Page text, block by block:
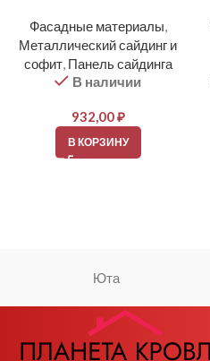
Фасадные материалы,
Металлический сайдинг и
софит, Панель сайдинга
В наличии
932,00₽
В КОРЗИНУ
Юта